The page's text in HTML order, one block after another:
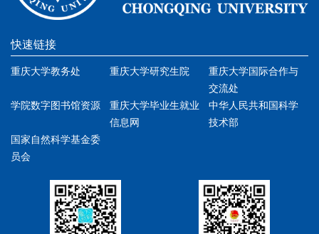
快速链接
重庆大学教务处 重庆大学研究生院
重庆大学国际合作与
交流处
学院数字图书馆资源
重庆大学毕业生就业
信息网
中华人民共和国科学
技术部
国家自然科学基金委
员会